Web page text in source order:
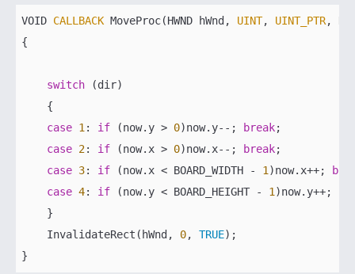
VOID CALLBACK MoveProc(HWND hWnd, UINT, UINT_PTR,
{
switch (dir)
    {
case 1 : if (now.y > 0)now.y--; break;
case 2: if (now.x > 0)now.x--; break;
case 3: if (now.x < BOARD_WIDTH - 1 )now.x++;
case 4: if (now.y < BOARD_HEIGHT - 1 )now.y++;
    }
    InvalidateRect(hWnd,
0, TRUE);
}